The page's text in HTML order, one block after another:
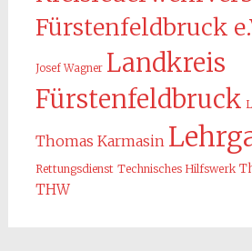
Fürstenfeldbruck
Josef Wagner Landkreis
Fürstenfeldbruck
Thomas Karmasin
Rettungsdienst Technisches Hilfswerk
THW